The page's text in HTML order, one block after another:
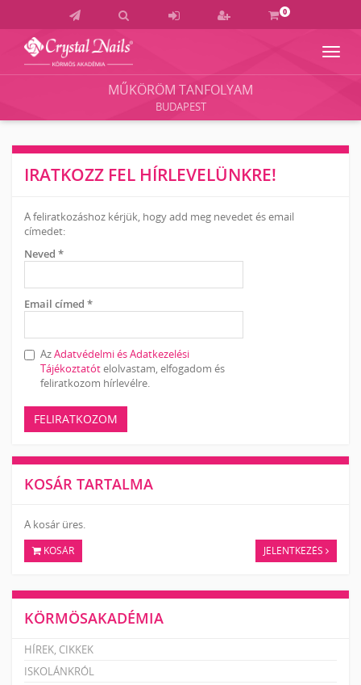
0
Crystal
Akadémia
Vizsgaközpont
MŰKÖRÖM TANFOLYAM
BUDAPEST
IRATKOZZ FEL HÍRLEVELÜNKRE!
A feliratkozáshoz kérjük, hogy add meg nevedet és email
címedet:
Neved *
Email címed *
AzAdatvédelmi és Adatkezelési
Tájékoztatótelolvastam, elfogadom és
feliratkozom hírlevélre.
FELIRATKOZOM
KOSÁR TARTALMA
A kosár üres.
KOSÁR JELENTKEZÉS
KÖRMÖSAKADÉMIA
HÍREK, CIKKEK
ISKOLÁNKRÓL